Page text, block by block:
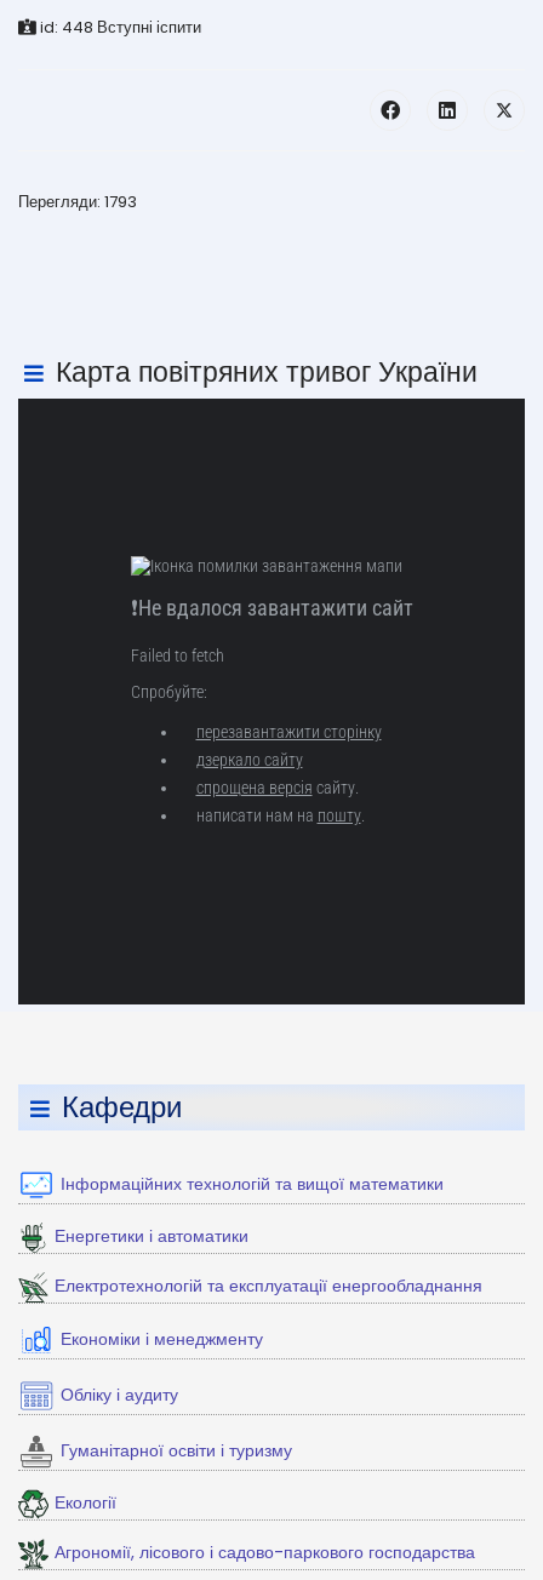
id: 448 Вступні іспити
Перегляди: 1793
Карта повітряних тривог України
Кафедри
Інформаційних технологій та вищої математики
Енергетики і автоматики
Електротехнологій та експлуатації енергообладнання
Економіки і менеджменту
Обліку і аудиту
Гуманітарної освіти і туризму
Екології
Агрономії, лісового і садово-паркового господарства